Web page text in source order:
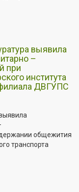
выявила
–
при
института
ДВГУПС
общежития
транспорта